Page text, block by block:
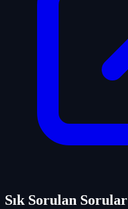
Sık Sorulan Sorular